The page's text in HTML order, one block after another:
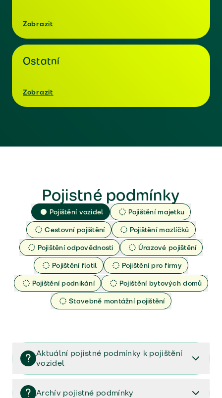
Zobrazit
Ostatní
Zobrazit
Pojistné podmínky
Pojištění vozidel
Pojištění majetku
Cestovní pojištění
Pojištění mazlíčků
Pojištění odpovědnosti
Úrazové pojištění
Pojištění flotil
Pojištění pro firmy
Pojištění podnikání
Pojištění bytových domů
Stavebně montážní pojištění
Aktuální pojistné podmínky k pojištění
vozidel
Pojištění vozidel/Pojistné podmínky a vše důležité ke
smlouvě (PDF)
Archív pojistné podmínky